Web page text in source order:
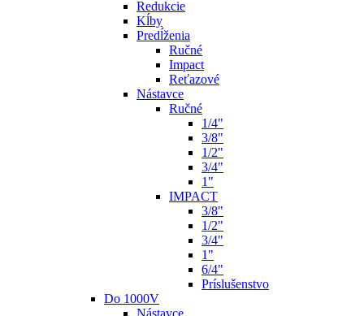
Redukcie
Kĺby
Predĺženia
Ručné
Impact
Reťazové
Nástavce
Ručné
1/4"
3/8"
1/2"
3/4"
1"
IMPACT
3/8"
1/2"
3/4"
1"
6/4"
Príslušenstvo
Do 1000V
Nástavce